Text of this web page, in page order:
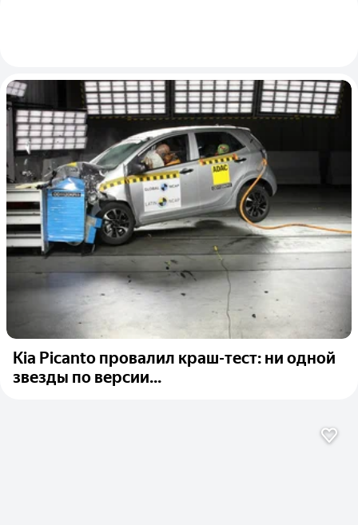
Kia Picanto провалил краш-тест: ни одной
звезды по версии...